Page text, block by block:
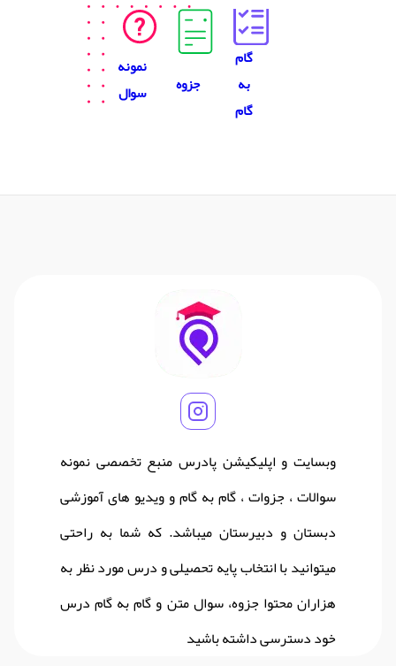
گام
به
گام
جزوه
نمونه
سوال
وبسایت و اپلیکیشن پادرس منبع تخصصی نمونه
سوالات ، جزوات ، گام به گام و ویدیو های آموزشی
دبستان و دبیرستان میباشد. که شما به راحتی
میتوانید با انتخاب پایه تحصیلی و درس مورد نظر به
هزاران محتوا جزوه، سوال متن و گام به گام درس
خود دسترسی داشته باشید